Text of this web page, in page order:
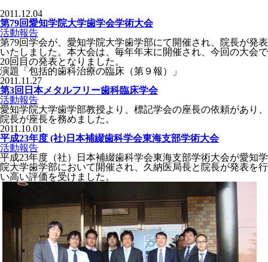
2011.12.04
第79回愛知学院大学歯学会学術大会
活動報告
第79回学会が、愛知学院大学歯学部にて開催され、院長が発表
いたしました。本大会は、毎年年末に開催され、今回の大会で
20回目の発表となりました。
演題「包括的歯科治療の臨床（第９報）」
2011.11.27
第3回日本メタルフリー歯科臨床学会
活動報告
愛知学院大学歯学部教授より、標記学会の座長の依頼があり、
院長が座長を務めました。
2011.10.01
平成23年度 (社)日本補綴歯科学会東海支部学術大会
活動報告
平成23年度（社）日本補綴歯科学会東海支部学術大会が愛知学
院大学歯学部において開催され、久納医局長と院長が発表を行
い高い評価を受けました。